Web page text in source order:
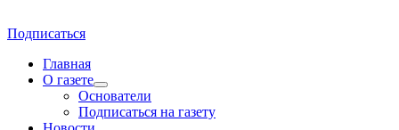
Подписаться
Главная
О газете
Основатели
Подписаться на газету